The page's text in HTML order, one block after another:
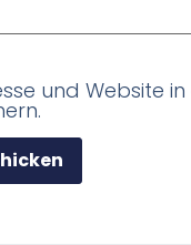
und Website